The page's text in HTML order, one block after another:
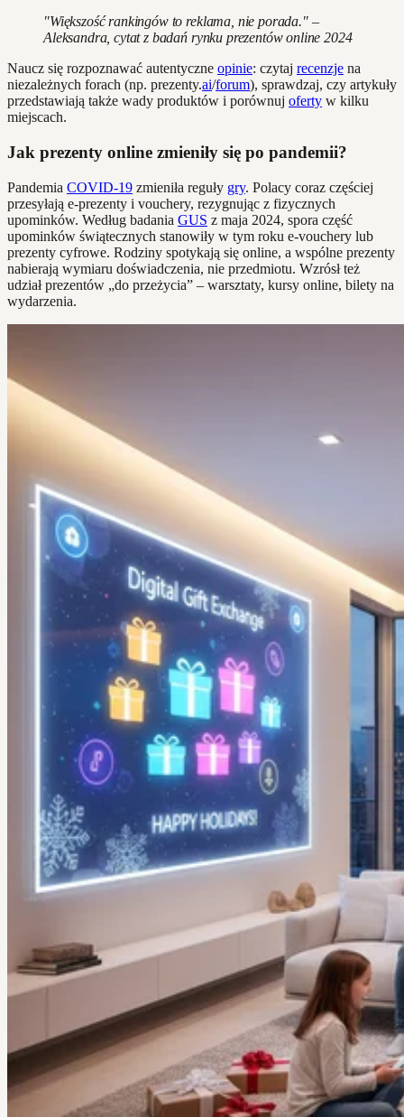
"Większość rankingów to reklama, nie porada." –
Aleksandra, cytat z badań rynku prezentów online 2024
Naucz się rozpoznawać autentyczne opinie: czytaj recenzje na
niezależnych forach (np. prezenty.ai/forum), sprawdzaj, czy artykuły
przedstawiają także wady produktów i porównuj oferty w kilku
miejscach.
Jak prezenty online zmieniły się po pandemii?
Pandemia COVID-19 zmieniła reguły gry. Polacy coraz częściej
przesyłają e-prezenty i vouchery, rezygnując z fizycznych
upominków. Według badania GUS z maja 2024, spora część
upominków świątecznych stanowiły w tym roku e-vouchery lub
prezenty cyfrowe. Rodziny spotykają się online, a wspólne prezenty
nabierają wymiaru doświadczenia, nie przedmiotu. Wzrósł też
udział prezentów „do przeżycia” – warsztaty, kursy online, bilety na
wydarzenia.